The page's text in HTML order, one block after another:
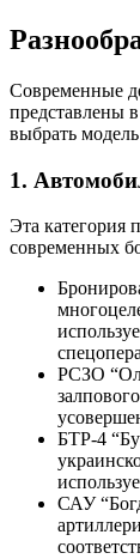
Современные
представлены
выбрать
1.
Эта категория
современных
РСЗО
БТР-4
САУ